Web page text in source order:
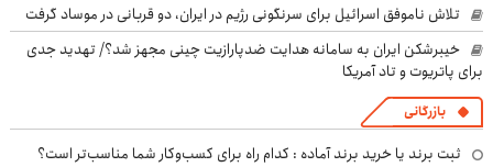
تلاش ناموفق اسرائیل برای سرنگونی رژیم در ایران، دو قربانی در موساد گرفت
خیبرشکن ایران به سامانه هدایت ضدپارازیت چینی مجهز شد؟/ تهدید جدی
برای پاتریوت و تاد آمریکا
بازرگانی
ثبت برند یا خرید برند آماده : کدام راه برای کسب‌وکار شما مناسب‌تر است؟